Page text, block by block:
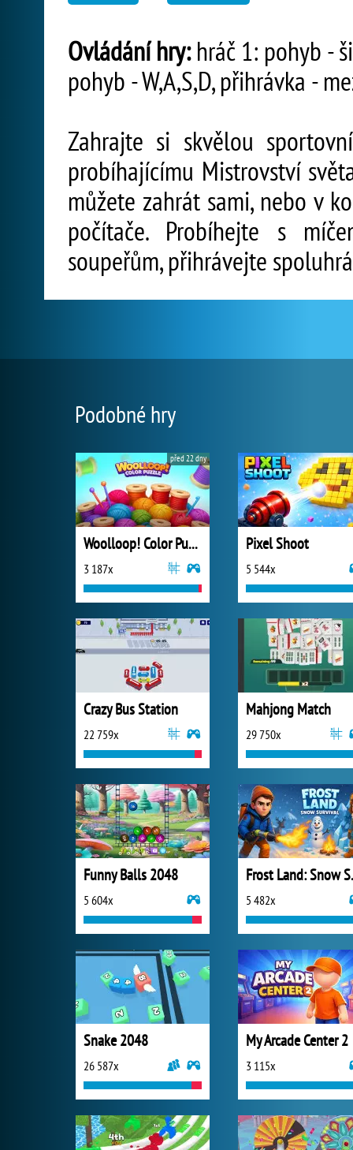
Ovládání hry:hráč 1: pohyb -
pohyb - W,A,S,D, přihrávka -
Zahrajte si skvělou
probíhajícímu Mistrovství
můžete zahrát sami, nebo v
počítače. Probíhejte s
soupeřům, přihrávejte
Podobné hry
Woolloop! Color Puzzle
3 187x
před 22 dny
Pixel Shoot
5 544x
Crazy Bus Station
22 759x
Mahjong Match
29 750x
Funny Balls 2048
5 604x 5 482x
Snake 2048
26 587x
My Arcade Center 2
3 115x